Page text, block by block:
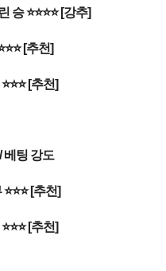
승 ⭐⭐⭐⭐ [강추]
[추천]
[추천]
베팅 강도
[추천]
[추천]